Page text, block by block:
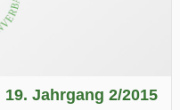
Jahrgang 2/2015